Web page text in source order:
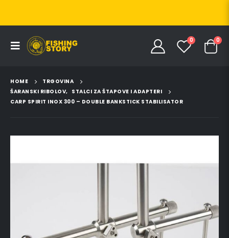
0 0
HOME
TRGOVINA
ŠARANSKI RIBOLOV, STALCI ZA ŠTAPOVE I ADAPTERI
CARP SPIRIT INOX 300 – DOUBLE BANKSTICK STABILISATOR